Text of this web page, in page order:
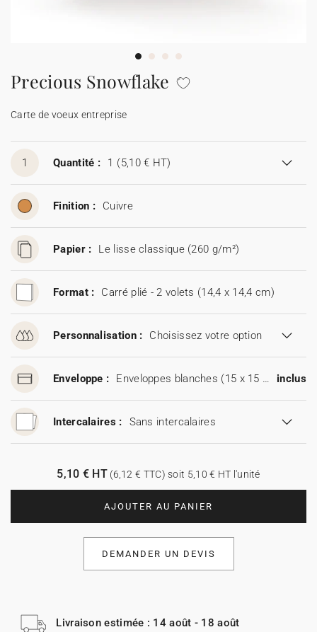
★ Demande d'échantillons
Menus
Présentoirs comptoir
Stickers
Precious Snowflake
Carte de voeux entreprise
1 Quantité : 1 (5,10 € HT)
Finition : Cuivre
Papier : Le lisse classique (260 g/m²)
Format : Carré plié - 2 volets (14,4 x 14,4 cm)
Personnalisation : Choisissez votre option
Enveloppe : Enveloppes blanches (15 x 15 cm) inclus
Intercalaires : Sans intercalaires
AJOUTER AU PANIER
5,10 € HT(6,12 € TTC) soit 5,10 € HT l'unité
DEMANDER UN DEVIS
Livraison estimée : 14 août - 18 août